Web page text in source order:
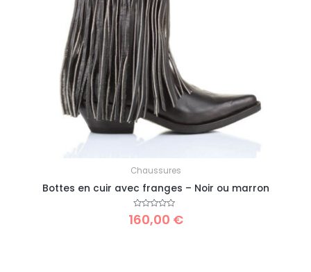
Chaussures
Bottes en cuir avec franges – Noir ou marron
Note
0
160,00 €